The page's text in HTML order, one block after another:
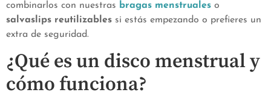
combinarlos con nuestras bragas menstruales o
salvaslips reutilizables si estás empezando o prefieres un
extra de seguridad.
¿Qué es un disco menstrual y
cómo funciona?